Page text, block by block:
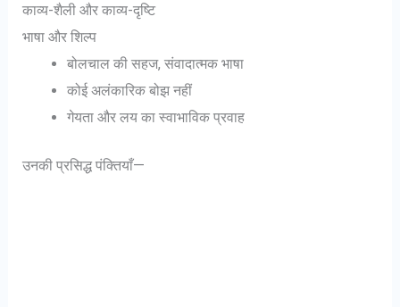
काव्य-शैली और काव्य-दृष्टि
भाषा और शिल्प
बोलचाल की सहज, संवादात्मक भाषा
कोई अलंकारिक बोझ नहीं
गेयता और लय का स्वाभाविक प्रवाह
उनकी प्रसिद्ध पंक्तियाँ—